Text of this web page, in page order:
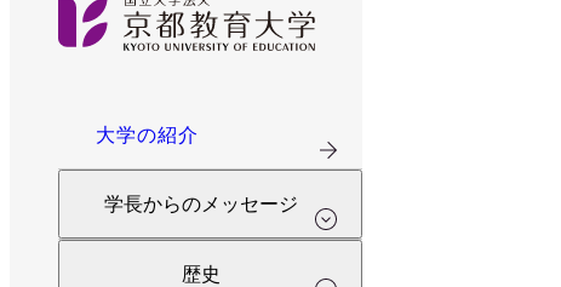
大学の紹介
学長からのメッセージ
歴史